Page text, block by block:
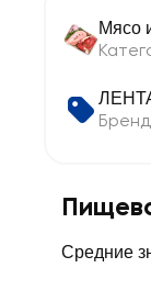
Мясо
Бренд
Средние